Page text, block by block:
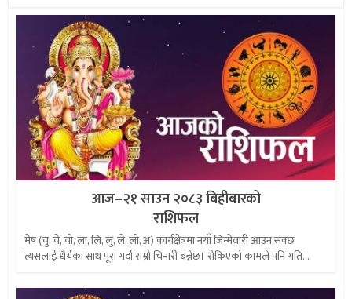
आज–२१ साउन २०८३ बिहीबारको
राशिफल
मेष (चु, चे, चो, ला, लि, लु, ले, लो, अ) कार्यक्षेत्रमा नयाँ जिम्मेवारी आउन सक्छ
त्यसलाई धैर्यका साथ पूरा गर्दा राम्रो चिनारी बन्नेछ। रोकिएको कामले पनि गति...